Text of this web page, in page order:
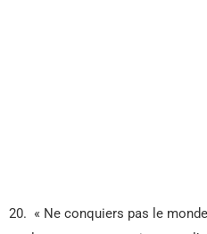
20. « Ne conquiers pas le